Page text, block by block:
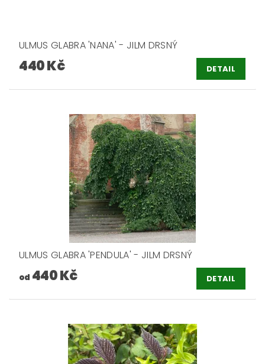
ULMUS GLABRA 'NANA' - JILM DRSNÝ
440 Kč DETAIL
ULMUS GLABRA 'PENDULA' - JILM DRSNÝ
od 440 Kč DETAIL